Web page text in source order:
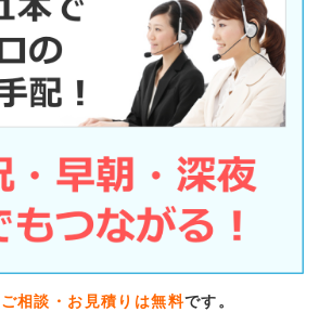
ご相談・お見積りは無料です。